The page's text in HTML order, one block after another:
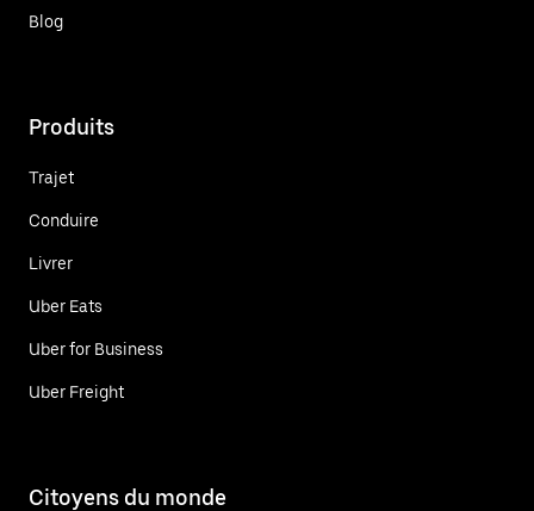
Blog
Produits
Trajet
Conduire
Livrer
Uber Eats
Uber for Business
Uber Freight
Citoyens du monde